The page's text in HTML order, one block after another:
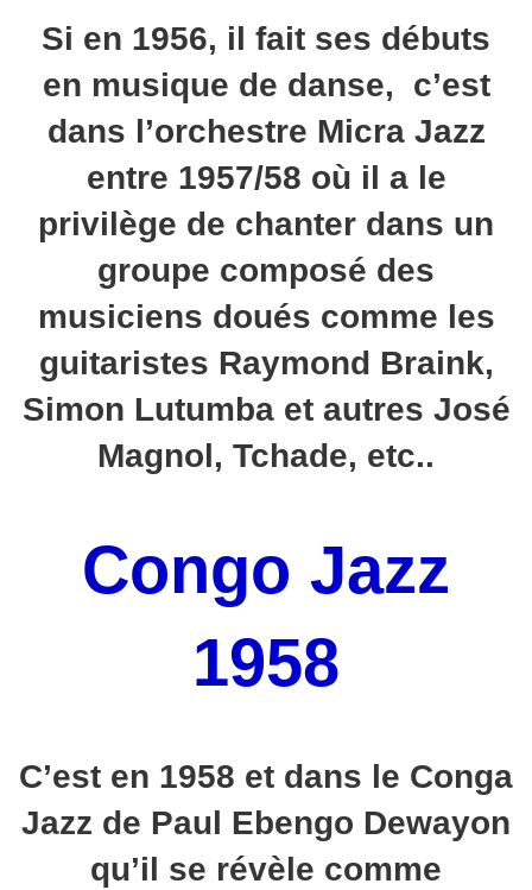
Si en 1956, il fait ses débuts
en musique de danse, c’est
dans l’orchestre Micra Jazz
entre 1957/58 où il a le
privilège de chanter dans un
groupe composé des
musiciens doués comme les
guitaristes Raymond Braink,
Simon Lutumba et autres José
Magnol, Tchade, etc..
Congo Jazz
1958
C’est en 1958 et dans le Conga
Jazz de Paul Ebengo Dewayon
qu’il se révèle comme